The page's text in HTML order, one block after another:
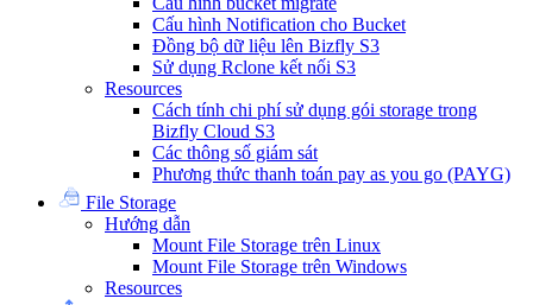
Cấu hình Notification cho Bucket
Đồng bộ dữ liệu lên Bizfly S3
Sử dụng Rclone kết nối S3
Resources
Cách tính chi phí sử dụng gói storage trong
Bizfly Cloud S3
Các thông số giám sát
Phương thức thanh toán pay as you go (PAYG)
File Storage
Hướng dẫn
Mount File Storage trên Linux
Mount File Storage trên Windows
Resources